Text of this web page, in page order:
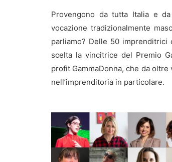
Provengono da tutta Italia e
vocazione tradizionalmente
parliamo? Delle 50
scelta la vincitrice del Premio
profit GammaDonna, che da
nell’imprenditoria in particolare.